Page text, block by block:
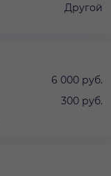
Другой
6 000 руб.
300 руб.